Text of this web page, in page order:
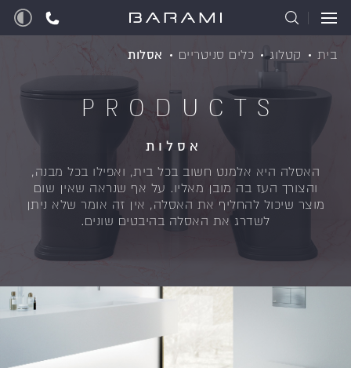
PRODUCTS
אסלות
האסלה היא אלמנט חשוב בכל בית, ואפילו בכל מבנה,
והצורך העז בה מובן מאליו. על אף שנראה שאין שום
מוצר שיכול להחליף את האסלה, אין זה אומר שלא ניתן
לשדרג את האסלה בהיבטים שונים.
בית קטלוג כלים סניטריים אסלות